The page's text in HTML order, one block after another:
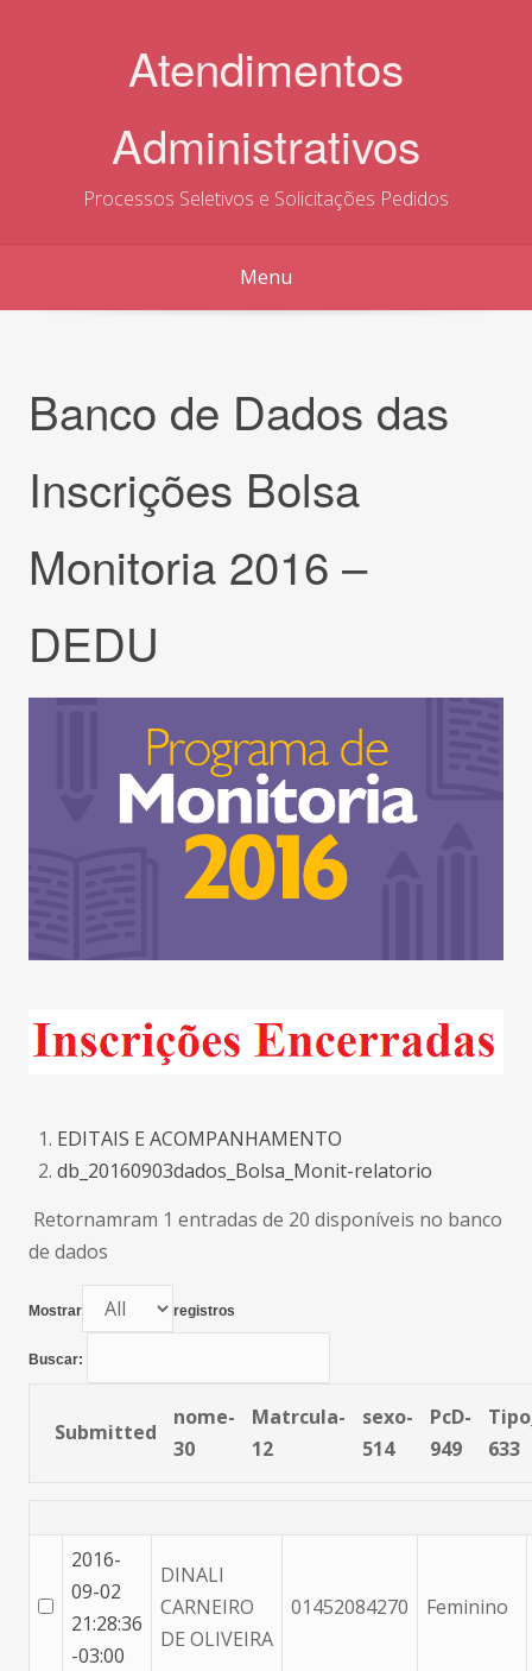
Atendimentos
Administrativos
Processos Seletivos e Solicitações Pedidos
Menu
Banco de Dados das
Inscrições Bolsa
Monitoria 2016 –
DEDU
EDITAIS E ACOMPANHAMENTO
db_20160903dados_Bolsa_Monit-relatorio
Retornamram 1 entradas de 20 disponíveis no banco
de dados
Mostrar registros
Buscar:
Submitted
nome-
30
Matrcula-
12
sexo-
514
PcD-
949
633
2016-
09-02
21:28:36
-03:00
DINALI
CARNEIRO
DE OLIVEIRA
01452084270 Feminino